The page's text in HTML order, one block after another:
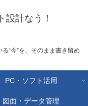
設計なう！
“今”を、そのまま書き留め
PC・ソフト活用
図面・データ管理